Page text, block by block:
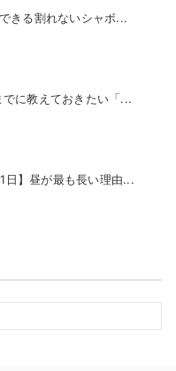
きる割れないシャボ...
に教えておきたい「...
日】昼が最も長い理由...